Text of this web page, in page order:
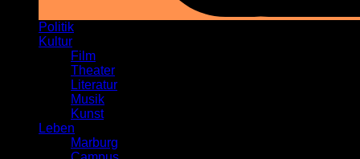
Politik
Kultur
Film
Theater
Literatur
Musik
Kunst
Leben
Marburg